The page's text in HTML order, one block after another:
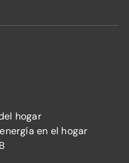
hogar
en el hogar